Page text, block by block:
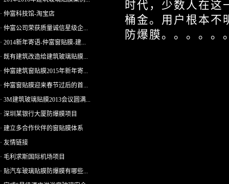
· 仲富科技馆-淘宝店
· 仲富公司荣获质量诚信星级企...
· 2014新年寄语-仲富窗贴膜-建...
· 既有建筑改造给建筑玻璃贴膜...
· 仲富建筑窗贴膜2015年新年寄...
· 仲富窗贴膜迎来春节过后的首...
· 3M建筑玻璃贴膜2013会议圆满...
· 深圳某银行大厦防爆膜项目
· 建立多合作伙伴的窗贴膜体系
· 友情链接
· 毛利求斯国际机场项目
· 贴汽车玻璃贴膜防爆膜有哪些...
时代，少数人在这
桶金。用户根本不
防爆膜。。。。。